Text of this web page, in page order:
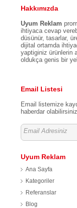
Hakkımızda
Uyum Reklam
ihtiyaca cevap
düsünür, tasarlar,
dijital ortamda
yaptiginiz ürünlerin
oldukça genis bir
Email Listesi
Email listemize
haberdar
Uyum Reklam
Ana Sayfa
Kategoriler
Referanslar
Blog